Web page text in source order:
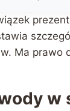
Ma prawo
w